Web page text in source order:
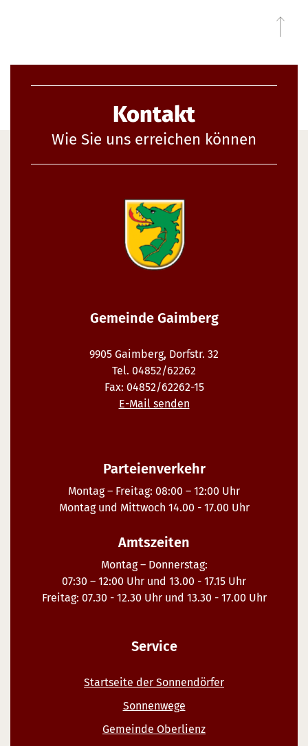
Kontakt
Wie Sie uns erreichen können
Gemeinde Gaimberg
9905 Gaimberg, Dorfstr. 32
Tel. 04852/62262
Fax: 04852/62262-15
E-Mail senden
Parteienverkehr
Montag – Freitag: 08:00 – 12:00 Uhr
Montag und Mittwoch 14.00 - 17.00 Uhr
Amtszeiten
Montag – Donnerstag:
07:30 – 12:00 Uhr und 13.00 - 17.15 Uhr
Freitag: 07.30 - 12.30 Uhr und 13.30 - 17.00 Uhr
Service
Startseite der Sonnendörfer
Sonnenwege
Gemeinde Oberlienz